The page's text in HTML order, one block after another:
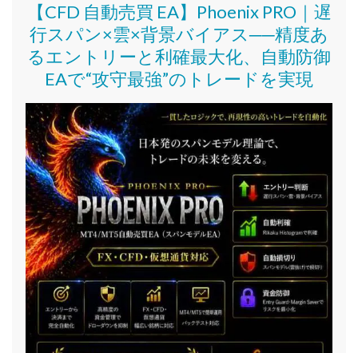
【CFD 自動売買 EA】Phoenix PRO｜遅
行スパン×雲×背景バイアス──精度あ
るエントリーと利確最大化、自動防御
EAで“攻守最強”のトレードを実現